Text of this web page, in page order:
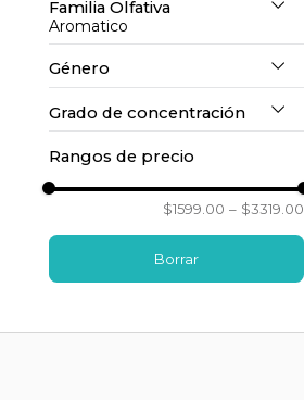
125 ml
No ( 3)
Familia Olfativa
Aromatico
Aromatico
Género
Caballero (3)
Grado de concentración
Eau de Toilette
Rangos de precio
$1599.00 – $3319.00